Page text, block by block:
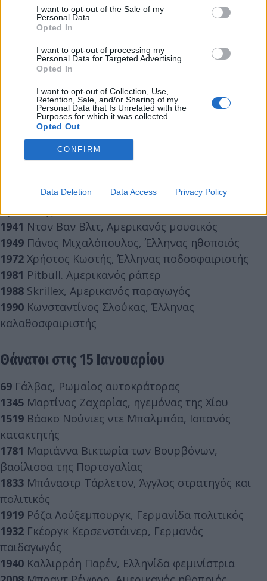
I want to opt-out of the Sale of my
Personal Data.
Opted In
I want to opt-out of processing my
Personal Data for Targeted Advertising.
Opted In
I want to opt-out of Collection, Use,
Retention, Sale, and/or Sharing of my
Personal Data that Is Unrelated with the
Purposes for which it was collected.
Opted Out
CONFIRM
Data Deletion Data Access Privacy Policy
Στανίσλαβ Βισπιάνσκι, Πολωνός
δραματουργός
Τόμας Μπερκ, Αμερικανός αθλητής
Ναζίμ Χικμέτ, Τούρκος ποιητής
Ζαν Μπουγκάτι, Γάλλος μηχανικός και
σχεδιαστής αυτοκινήτων
Γκαμάλ Άμπντελ Νάσερ, πρόεδρος της
1924Ιωάννης Κοκονέτσης, Έλληνας μουσικός και
Μάρτιν Λούθερ Κινγκ, Αμερικανός πολιτικός
αγωνιστής
1941 Ντον Βαν Βλιτ, Αμερικανός μουσικός
1949 Πάνος Μιχαλόπουλος, Έλληνας ηθοποιός
1972 Χρήστος Κωστής, Έλληνας ποδοσφαιριστής
1981 Pitbull. Αμερικανός ράπερ
1988 Skrillex, Αμερικανός παραγωγός
1990 Κωνσταντίνος Σλούκας, Έλληνας
καλαθοσφαιριστής
Θάνατοι στις 15 Ιανουαρίου
69 Γάλβας, Ρωμαίος αυτοκράτορας
1345 Μαρτίνος Ζαχαρίας, ηγεμόνας της Χίου
1519 Βάσκο Νούνιες ντε Μπαλμπόα, Ισπανός
κατακτητής
1781 Μαριάννα Βικτωρία των Βουρβόνων,
βασίλισσα της Πορτογαλίας
1833 Μπάναστρ Τάρλετον, Άγγλος στρατηγός και
πολιτικός
1919 Ρόζα Λούξεμπουργκ, Γερμανίδα πολιτικός
1932 Γκέοργκ Κερσενστάινερ, Γερμανός
παιδαγωγός
1940 Καλλιρρόη Παρέν, Ελληνίδα φεμινίστρια